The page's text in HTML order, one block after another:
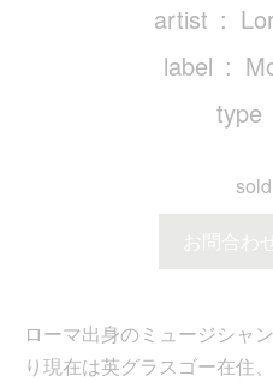
artist
label
type
お問合わ
ローマ出身のミュージシャ
り現在は英グラスゴー在住